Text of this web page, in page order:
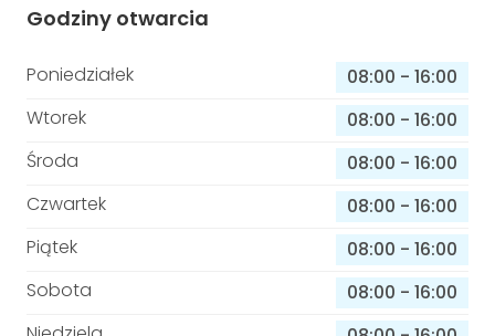
Godziny otwarcia
Poniedziałek 08:00 - 16:00
Wtorek
08:00 - 16:00
Środa
08:00 - 16:00
Czwartek
08:00 - 16:00
Piątek
08:00 - 16:00
Sobota
08:00 - 16:00